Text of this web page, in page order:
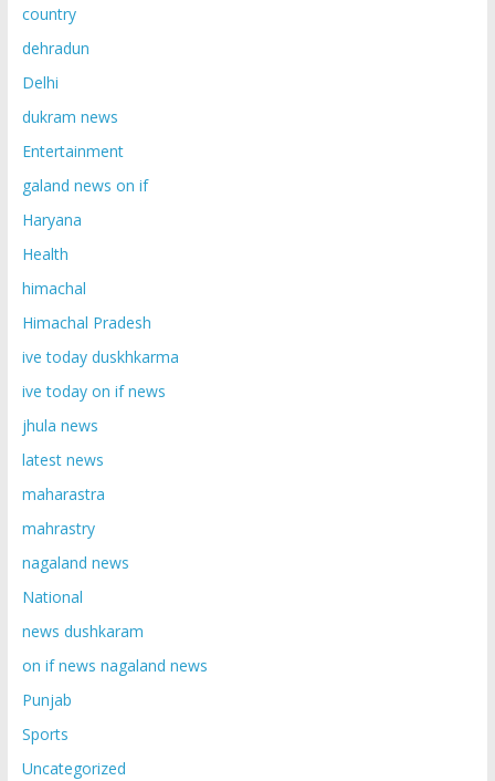
country
dehradun
Delhi
dukram news
Entertainment
galand news on if
Haryana
Health
himachal
Himachal Pradesh
ive today duskhkarma
ive today on if news
jhula news
latest news
maharastra
mahrastry
nagaland news
National
news dushkaram
on if news nagaland news
Punjab
Sports
Uncategorized